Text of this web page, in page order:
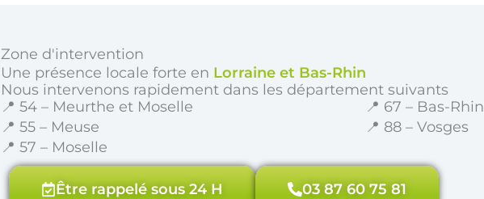
Zone d'intervention
Une présence locale forte en Lorraine et Bas-Rhin
Nous intervenons rapidement dans les département suivants
📍 54 – Meurthe et Moselle
📍 55 – Meuse
📍 57 – Moselle
📍 67 – Bas-Rhin
📍 88 – Vosges
Être rappelé sous 24 H 03 87 60 75 81